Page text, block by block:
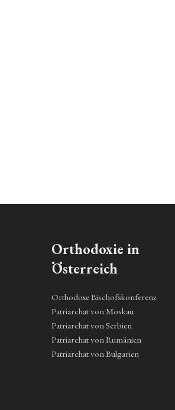
Orthodoxie in
Österreich
Orthodoxe Bischofskonferenz
Patriarchat von Moskau
Patriarchat von Serbien
Patriarchat von Rumänien
Patriarchat von Bulgarien